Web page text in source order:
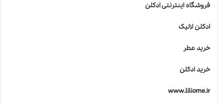
فروشگاه اینترنتی ادکلن
ادکلن لالیک
خرید عطر
خرید ادکلن
www.liliome.ir